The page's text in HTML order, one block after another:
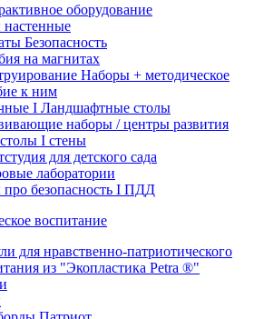
оборудование
Безопасность
на магнитах
Наборы + методическое
к ним
I Ландшафтные столы
наборы / центры развития
I стены
для детского сада
лаборатории
безопасность I ПДД
воспитание
для нравственно-патриотического
из "Экопластика Petra ®"